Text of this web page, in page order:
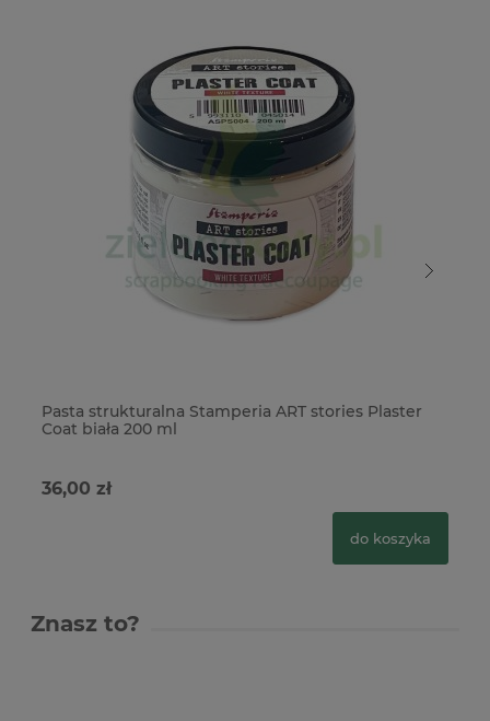
Pasta strukturalna Stamperia ART stories Plaster
Coat biała 200 ml
36,00 zł
do koszyka
Znasz to?